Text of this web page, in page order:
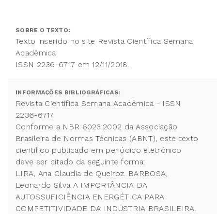
SOBRE O TEXTO:
Texto inserido no site Revista Científica Semana
Acadêmica
ISSN 2236-6717 em 12/11/2018.
INFORMAÇÕES BIBLIOGRÁFICAS:
Revista Científica Semana Acadêmica - ISSN
2236-6717
Conforme a NBR 6023:2002 da Associação
Brasileira de Normas Técnicas (ABNT), este texto
científico publicado em periódico eletrônico
deve ser citado da seguinte forma:
LIRA, Ana Claudia de Queiroz. BARBOSA,
Leonardo Silva A IMPORTÂNCIA DA
AUTOSSUFICIÊNCIA ENERGÉTICA PARA
COMPETITIVIDADE DA INDÚSTRIA BRASILEIRA.